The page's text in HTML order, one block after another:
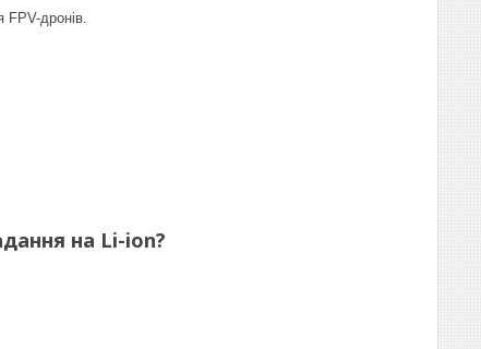
FPV-дронів.
на Li-ion?